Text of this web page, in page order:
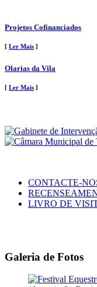
Projetos Cofinanciados
[ Ler Mais ]
Olarias da Vila
[ Ler Mais ]
CONTACTE-
LIVRO DE
Galeria de Fotos